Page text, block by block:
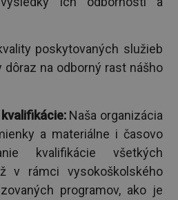
poskytovaných služieb
dôraz na odborný rast nášho
Naša organizácia
a materiálne i časovo
kvalifikácie všetkých
v rámci vysokoškolského
programov, ako je